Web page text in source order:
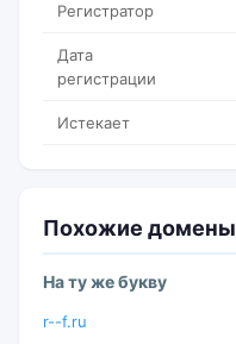
Регистратор
Дата
регистрации
Истекает
Похожие домены
На ту же букву
r--f.ru